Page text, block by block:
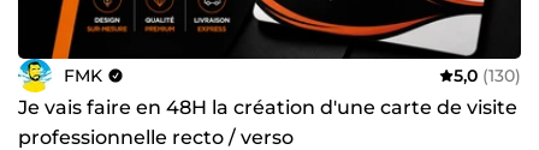
FMK 5,0 (130)
Je vais faire en 48H la création d'une carte de visite
professionnelle recto / verso